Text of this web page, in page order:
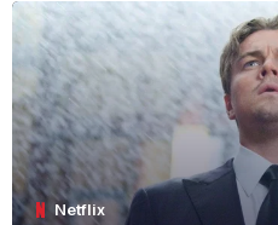
Netflix